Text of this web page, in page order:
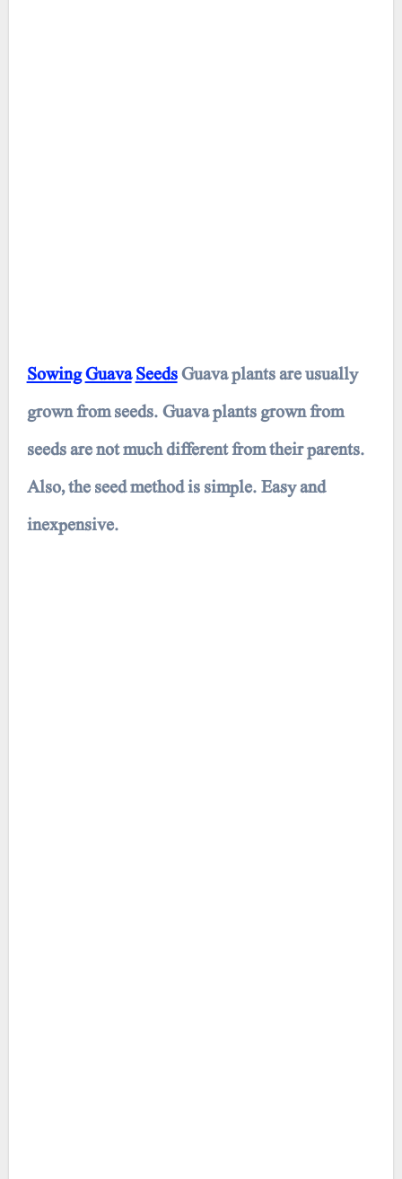
SowingGuavaSeedsGuava plants are usually
grown from seeds. Guava plants grown from
seeds are not much different from their parents.
Also, the seed method is simple. Easy and
inexpensive.